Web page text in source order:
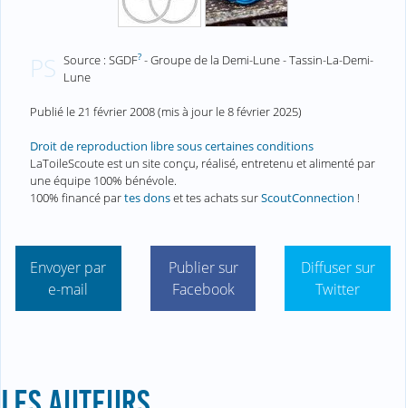
PS Source : SGDF?- Groupe de la Demi-Lune - Tassin-La-Demi-
Lune
Publié le21 février 2008(mis à jour le8 février 2025)
Droit de reproduction libre sous certaines conditions
LaToileScoute est un site conçu, réalisé, entretenu et alimenté par
une équipe 100% bénévole.
100% financé partes donset tes achats surScoutConnection !
Envoyer par
e-mail
Publier sur
Facebook
Diffuser sur
Twitter